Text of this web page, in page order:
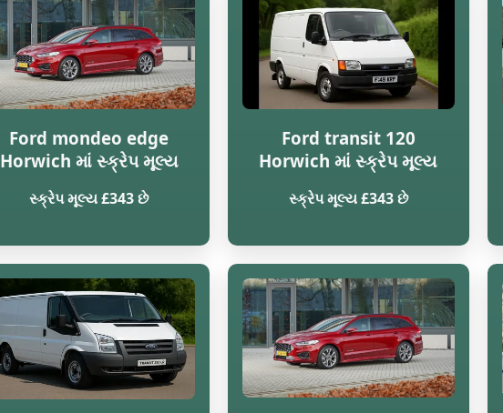
Ford mondeo edge
Horwich માં સ્ક્રેપ મૂલ્ય
સ્ક્રેપ મૂલ્ય £343 છે
Ford transit 120
Horwich માં સ્ક્રેપ મૂલ્ય
સ્ક્રેપ મૂલ્ય £343 છે